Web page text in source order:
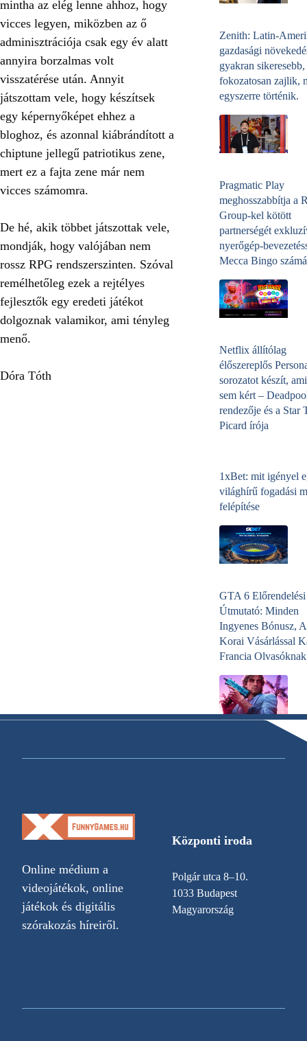
mintha az elég lenne ahhoz, hogy
vicces legyen, miközben az ő
adminisztrációja csak egy év alatt
annyira borzalmas volt
visszatérése után. Annyit
játszottam vele, hogy készítsek
egy képernyőképet ehhez a
bloghoz, és azonnal kiábrándított a
chiptune jellegű patriotikus zene,
mert ez a fajta zene már nem
vicces számomra.
De hé, akik többet játszottak vele,
mondják, hogy valójában nem
rossz RPG rendszerszinten. Szóval
remélhetőleg ezek a rejtélyes
fejlesztők egy eredeti játékot
dolgoznak valamikor, ami tényleg
menő.
Dóra Tóth
Zenith: Latin-
gazdasági
gyakran sikeresebb,
fokozatosan zajlik,
egyszerre történik.
Pragmatic Play
meghosszabbítja a
Group-kel kötött
partnerségét
nyerőgép-
Mecca Bingo
Netflix állítólag
élőszereplős
sorozatot készít,
sem kért –
rendezője és a Star
Picard írója
1xBet: mit igényel
világhírű fogadási
felépítése
GTA 6 Előrendelési
Útmutató: Minden
Ingyenes Bónusz,
Korai Vásárlással
Francia Olvasóknak
Online médium a
videojátékok, online
játékok és digitális
szórakozás híreiről.
Központi iroda
Polgár utca 8–10.
1033 Budapest
Magyarország